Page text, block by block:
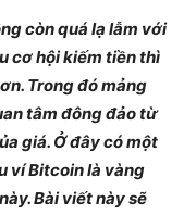
còn quá lạ lẫm với
cơ hội kiếm tiền thì
Trong đó mảng
tâm đông đảo từ
giá. Ở đây có một
ví Bitcoin là vàng
Bài viết này sẽ